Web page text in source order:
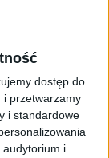
dostęp do
i przetwarzamy
i standardowe
audytorium i